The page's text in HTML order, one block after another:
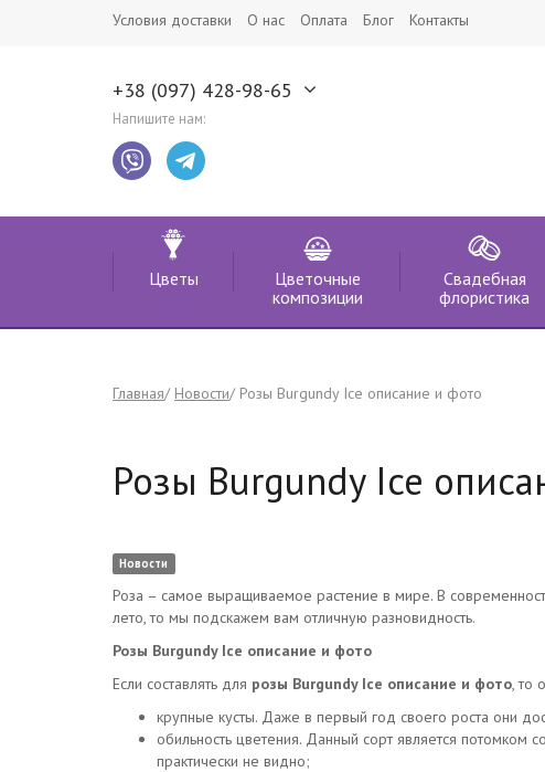
Условия доставки О нас Оплата Блог Контакты
+38 (097) 428-98-65
Напишите нам:
Цветы
Цветочные
композиции
Свадебная
флористика
Главная Новости Розы Burgundy Ice описание и фото
Розы Burgundy Ice
Новости
Роза – самое выращиваемое растение в мире. В
лето, то мы подскажем вам отличную разновидность.
Розы Burgundy Ice описание и фото
Если составлять для розы Burgundy Ice описание и фото, то
крупные кусты. Даже в первый год своего роста они
обильность цветения. Данный сорт является потомком
практически не видно;